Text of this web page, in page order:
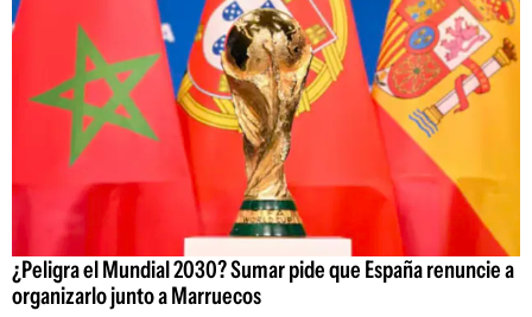
¿Peligra el Mundial 2030? Sumar pide que España renuncie a
organizarlo junto a Marruecos